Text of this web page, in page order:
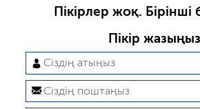
Пікірлер жоқ.
Пікір жазыңыз